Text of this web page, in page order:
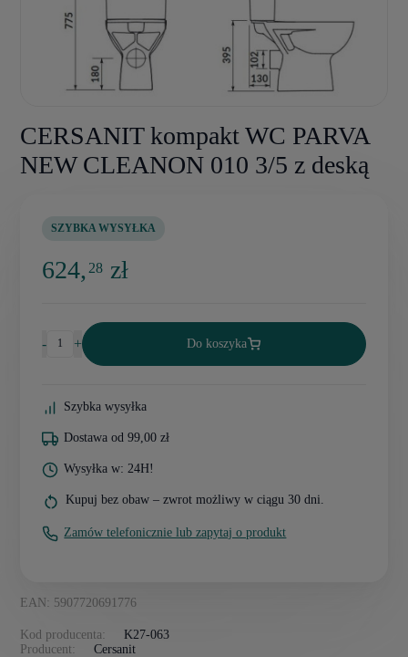
CERSANIT kompakt WC PARVA
NEW CLEANON 010 3/5 z deską
EAN: 5907720691776
Kod producenta:
K27-063
Producent:
Cersanit
SZYBKA WYSYŁKA
624,28 zł
- + Do koszyka
Szybka wysyłka
Dostawa od 99,00 zł
Wysyłka w: 24H!
Kupuj bez obaw – zwrot możliwy w ciągu 30 dni.
Zamów telefonicznie lub zapytaj o produkt